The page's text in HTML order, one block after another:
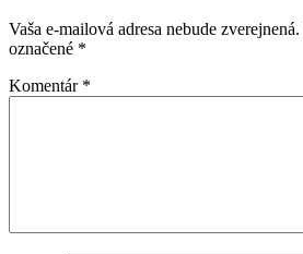
Vaša e-mailová adresa nebude zverejnená.
označené *
Komentár *